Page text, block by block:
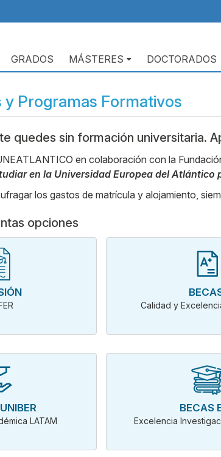
GRADOS MÁSTERES DOCTORADOS
y Programas Formativos
quedes sin formación universitaria.
en colaboración con la
en la Universidad Europea del
los gastos de matrícula y alojamiento,
opciones
Calidad y
LATAM
BECAS
Excelencia